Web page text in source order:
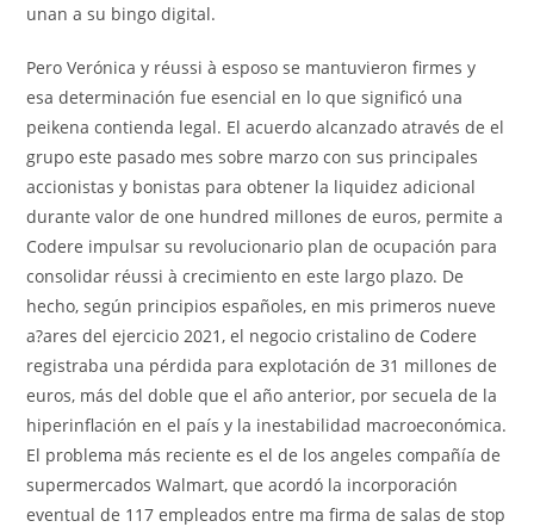
unan a su bingo digital.
Pero Verónica y réussi à esposo se mantuvieron firmes y
esa determinación fue esencial en lo que significó una
peikena contienda legal. El acuerdo alcanzado através de el
grupo este pasado mes sobre marzo con sus principales
accionistas y bonistas para obtener la liquidez adicional
durante valor de one hundred millones de euros, permite a
Codere impulsar su revolucionario plan de ocupación para
consolidar réussi à crecimiento en este largo plazo. De
hecho, según principios españoles, en mis primeros nueve
a?ares del ejercicio 2021, el negocio cristalino de Codere
registraba una pérdida para explotación de 31 millones de
euros, más del doble que el año anterior, por secuela de la
hiperinflación en el país y la inestabilidad macroeconómica.
El problema más reciente es el de los angeles compañía de
supermercados Walmart, que acordó la incorporación
eventual de 117 empleados entre ma firma de salas de stop